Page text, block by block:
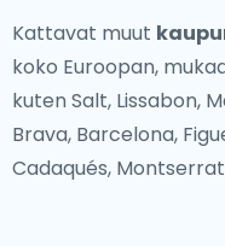
Kattavat muut
koko Euroopan,
kuten Salt, Lissabon,
Brava, Barcelona,
Cadaqués,